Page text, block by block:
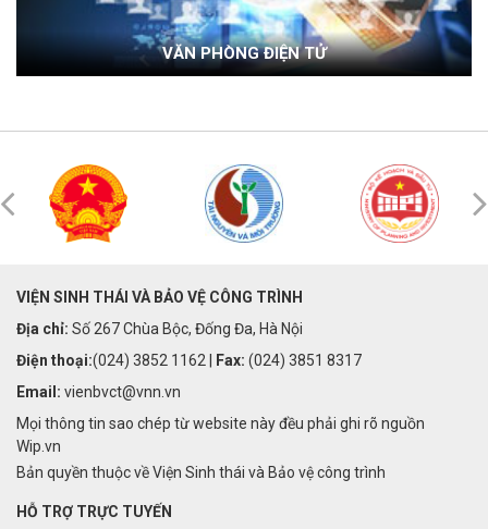
VĂN PHÒNG ĐIỆN TỬ
VIỆN SINH THÁI VÀ BẢO VỆ CÔNG TRÌNH
Địa chỉ: Số 267 Chùa Bộc, Đống Đa, Hà Nội
Điện thoại:(024) 3852 1162 | Fax: (024) 3851 8317
Email: vienbvct@vnn.vn
Mọi thông tin sao chép từ website này đều phải ghi rõ nguồn
Wip.vn
Bản quyền thuộc về Viện Sinh thái và Bảo vệ công trình
HỖ TRỢ TRỰC TUYẾN